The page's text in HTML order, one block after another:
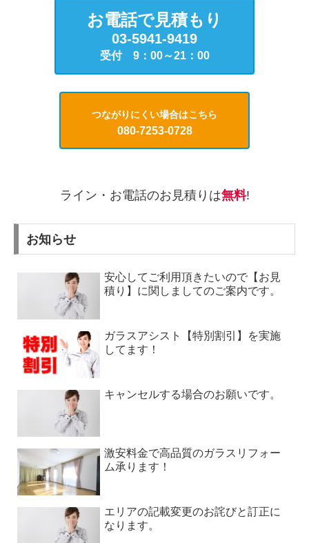
お電話で見積もり
03-5941-9419
受付 9：00～21：00
つながりにくい場合はこちら
080-7253-0728
ライン・お電話のお見積りは無料!
お知らせ
安心してご利用頂きたいので【お見
積り】に関しましてのご案内です。
ガラスアシスト【特別割引】を実施
してます！
キャンセルする場合のお願いです。
激安料金で高品質のガラスリフォー
ム承ります！
エリアの記載変更のお詫びと訂正に
なります。